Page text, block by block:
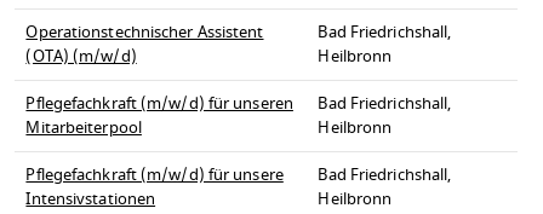
Operationstechnischer Assistent
(OTA) (m/w/d)
Bad Friedrichshall,
Heilbronn
Pflegefachkraft (m/w/d) für unseren
Mitarbeiterpool
Bad Friedrichshall,
Heilbronn
Pflegefachkraft (m/w/d) für unsere
Intensivstationen
Bad Friedrichshall,
Heilbronn